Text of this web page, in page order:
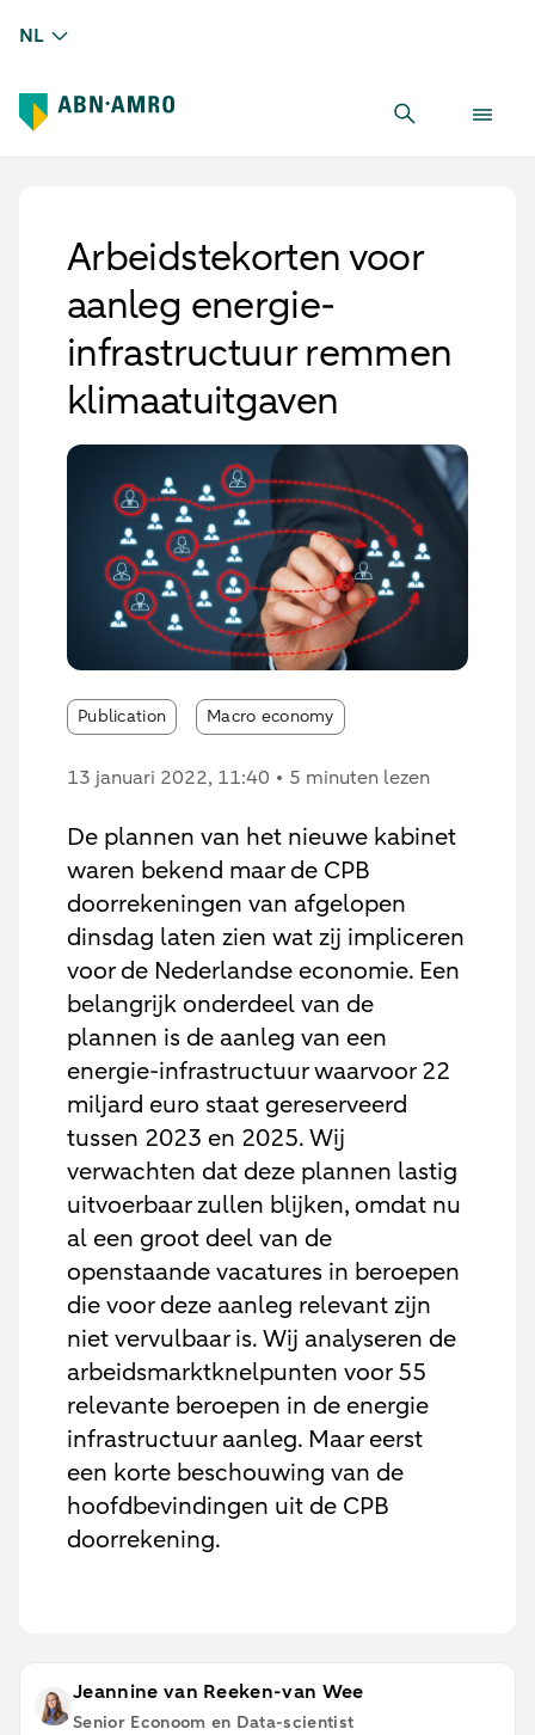
NL
Arbeidstekorten voor
aanleg energie-
infrastructuur remmen
klimaatuitgaven
Publication Macro economy
13 januari 2022, 11:40 5 minuten lezen
De plannen van het nieuwe kabinet
waren bekend maar de CPB
doorrekeningen van afgelopen
dinsdag laten zien wat zij impliceren
voor de Nederlandse economie. Een
belangrijk onderdeel van de
plannen is de aanleg van een
energie-infrastructuur waarvoor 22
miljard euro staat gereserveerd
tussen 2023 en 2025. Wij
verwachten dat deze plannen lastig
uitvoerbaar zullen blijken, omdat nu
al een groot deel van de
openstaande vacatures in beroepen
die voor deze aanleg relevant zijn
niet vervulbaar is. Wij analyseren de
arbeidsmarktknelpunten voor 55
relevante beroepen in de energie
infrastructuur aanleg. Maar eerst
een korte beschouwing van de
hoofdbevindingen uit de CPB
doorrekening.
Jeannine van Reeken-van Wee
Senior Econoom en Data-scientist